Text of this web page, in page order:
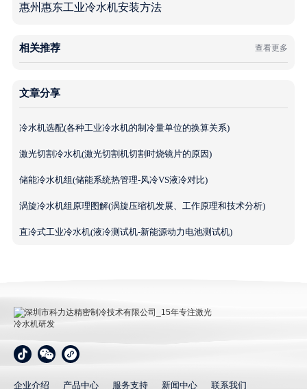
惠州惠东工业冷水机安装方法
相关推荐 查看更多
文章分享
冷水机选配(各种工业冷水机的制冷量单位的换算关系)
激光切割冷水机(激光切割机切割时烧镜片的原因)
储能冷水机组(储能系统热管理-风冷VS液冷对比)
涡旋冷水机组原理图解(涡旋压缩机发展、工作原理和技术分析)
直冷式工业冷水机(液冷测试机-新能源动力电池测试机)
深圳市科力达精密制冷技术有限公司_15年专注激光冷
水机研发
企业介绍 产品中心 服务支持 新闻中心 联系我们